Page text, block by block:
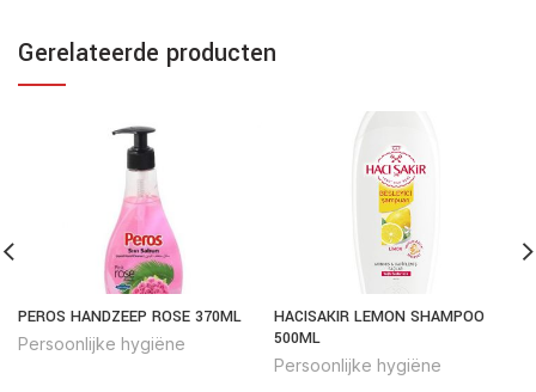
Gerelateerde producten
PEROS HANDZEEP ROSE 370ML
Persoonlijke hygiëne
HACISAKIR LEMON SHAMPOO
500ML
Persoonlijke hygiëne